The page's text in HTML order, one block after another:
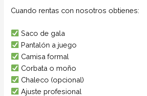
Cuando rentas con nosotros obtienes:
Saco de gala
Pantalón a juego
Camisa formal
Corbata o moño
Chaleco (opcional)
Ajuste profesional